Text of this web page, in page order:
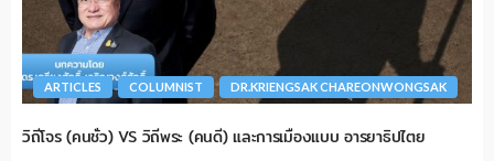
ARTICLES COLUMNIST DR.KRIENGSAK CHAREONWONGSAK
วิถีโจร (คนชั่ว) VS วิถีพระ (คนดี) และการเมืองแบบ อารยาธิปไตย